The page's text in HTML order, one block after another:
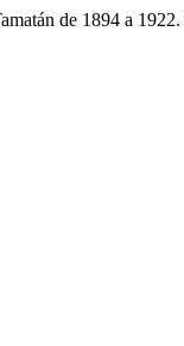
de 1894 a 1922.